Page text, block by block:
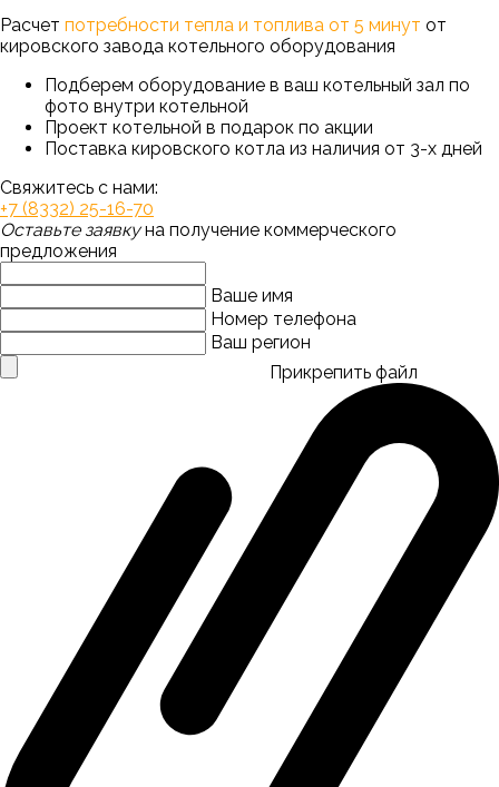
Расчет потребности тепла и топлива от 5 минут от
кировского завода котельного оборудования
Подберем оборудование в ваш котельный зал по
фото внутри котельной
Проект котельной в подарок по акции
Поставка кировского котла из наличия от 3-х дней
Свяжитесь с нами:
+7 (8332) 25-16-70
Оставьте заявкуна получение коммерческого
предложения
Ваше имя
Номер телефона
Ваш регион
Прикрепить файл